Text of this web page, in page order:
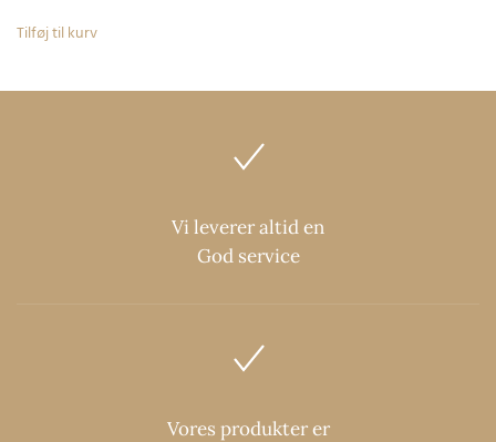
Tilføj til kurv
Vi leverer altid en
God service
Vores produkter er